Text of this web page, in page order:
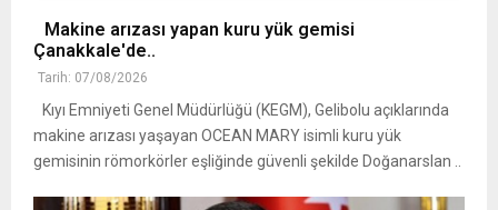
Makine arızası yapan kuru yük gemisi
Çanakkale'de..
Tarih: 07/08/2026
Kıyı Emniyeti Genel Müdürlüğü (KEGM), Gelibolu açıklarında
makine arızası yaşayan OCEAN MARY isimli kuru yük
gemisinin römorkörler eşliğinde güvenli şekilde Doğanarslan ..